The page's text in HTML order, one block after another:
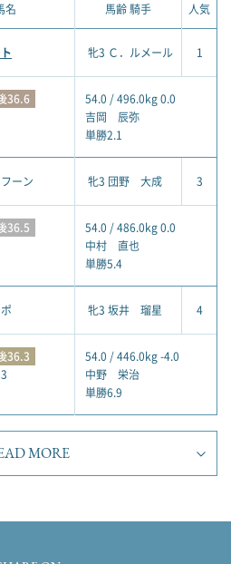
名 馬齢 騎手 人気
牝3 Ｃ．ルメール 1
36.6
54.0 / 496.0kg 0.0
吉岡 辰弥
単勝2.1
ーン 牝3 団野 大成 3
36.5
54.0 / 486.0kg 0.0
中村 直也
単勝5.4
牝3 坂井 瑠星 4
36.3
54.0 / 446.0kg -4.0
中野 栄治
単勝6.9
MORE